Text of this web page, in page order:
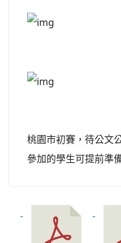
桃園市初賽，待公文
參加的學生可提前準